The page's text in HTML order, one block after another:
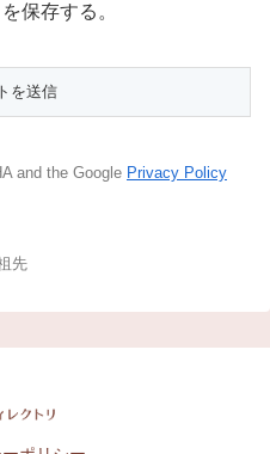
保存する。
and the Google Privacy Policy
先